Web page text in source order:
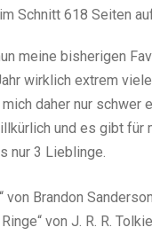
Schnitt 618 Seiten
meine bisherigen
wirklich extrem
daher nur schwer
und es gibt für
nur 3 Lieblinge.
von Brandon Sanderson
von J. R. R.